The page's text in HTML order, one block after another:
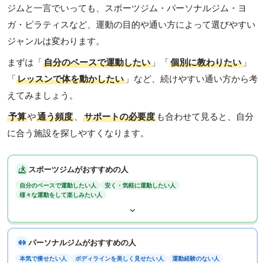
ジムと一言でいっても、スポーツジム・パーソナルジム・ヨ
ガ・ピラティスなど、運動の目的や通い方によって選びやすい
ジャンルは変わります。
まずは「自分のペースで運動したい 」「個別に教わりたい 」
「レッスンで体を動かしたい 」など、続けやすい通い方から考
えてみましょう。
予算や通う頻度 、 サポートの必要度 も合わせて見ると、自分
に合う施設を探しやすくなります。
スポーツジムがおすすめの人
自分のペースで運動したい人
安く・気軽に運動したい人
様々な運動をして楽しみたい人
パーソナルジムがおすすめの人
本気で痩せたい人 ボディラインを美しく見せたい人 運動経験のない人